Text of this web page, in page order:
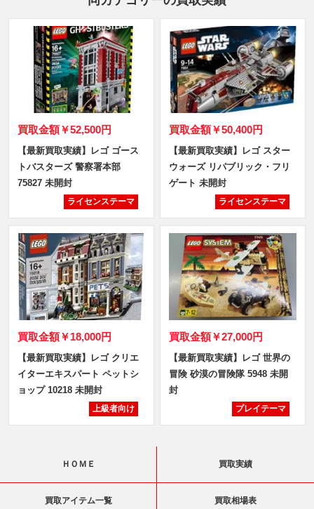
買取金額￥52,500円
【最新買取実績】レゴ ゴース
トバスターズ 警察署本部
75827 未開封
ライセンステーマ
買取金額￥50,400円
【最新買取実績】レゴ スター
ウォーズ リパブリック・フリ
ゲート 未開封
ライセンステーマ
買取金額￥18,000円
【最新買取実績】レゴ クリエ
イターエキスパート ペットシ
ョップ 10218 未開封
上級者向け
買取金額￥27,000円
【最新買取実績】レゴ 世界の
冒険 砂漠の冒険隊 5948 未開
封
プレイテーマ
ＨＯＭＥ 買取実績
買取アイテム一覧 買取相場表